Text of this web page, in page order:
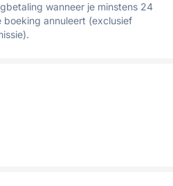
wanneer je minstens 24
boeking annuleert (exclusief